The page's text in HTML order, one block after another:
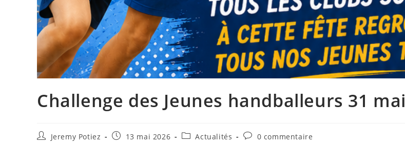
Challenge des Jeunes handballeurs 31 mai
Auteur/autrice
Jeremy Potiez
Publication
13 mai 2026
PostActualités
Commentaires
0 commentaire